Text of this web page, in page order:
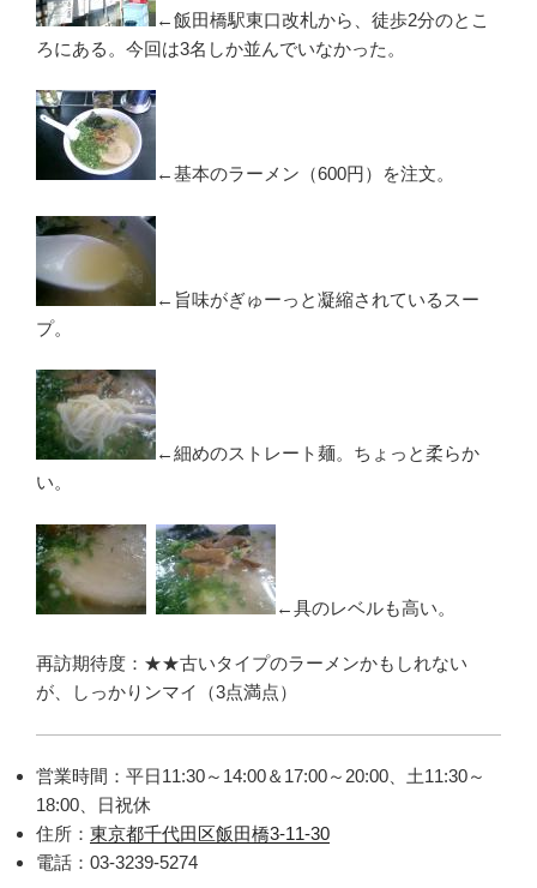
←飯田橋駅東口改札から、徒歩2分のとこ
ろにある。今回は3名しか並んでいなかった。
←基本のラーメン（600円）を注文。
←旨味がぎゅーっと凝縮されているスー
プ。
←細めのストレート麺。ちょっと柔らか
い。
←具のレベルも高い。
再訪期待度：★★古いタイプのラーメンかもしれない
が、しっかりンマイ（3点満点）
営業時間：平日11:30～14:00＆17:00～20:00、土11:30～
18:00、日祝休
住所： 東京都千代田区飯田橋3-11-30
電話：03-3239-5274